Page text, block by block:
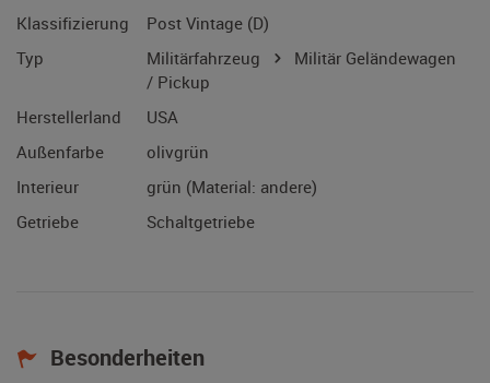
Klassifizierung
Post Vintage (D)
Typ
Militärfahrzeug
Militär Geländewagen
/ Pickup
Herstellerland
USA
Außenfarbe
olivgrün
Interieur
grün (Material: andere)
Getriebe
Schaltgetriebe
Besonderheiten